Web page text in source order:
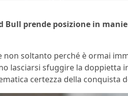
Bull prende posizione in
non soltanto perché è ormai
lasciarsi sfuggire la doppietta
certezza della conquista